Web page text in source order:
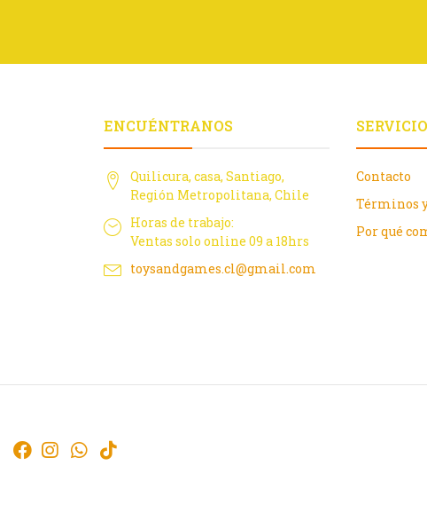
ENCUÉNTRANOS
Quilicura, casa, Santiago,
Región Metropolitana, Chile
Horas de trabajo:
Ventas solo online 09 a 18hrs
toysandgames.cl@gmail.com
Contacto
Términos
Por qué